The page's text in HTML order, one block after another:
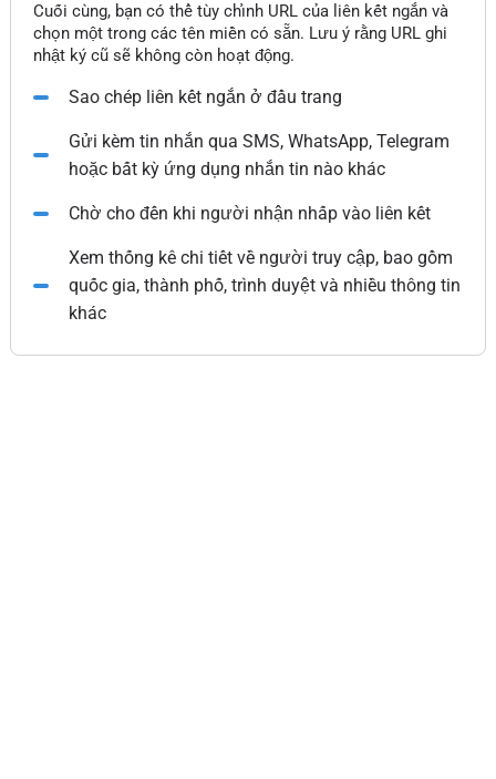
Cuối cùng, bạn có thể tùy chỉnh URL của liên kết ngắn và
chọn một trong các tên miền có sẵn. Lưu ý rằng URL ghi
nhật ký cũ sẽ không còn hoạt động.
Sao chép liên kết ngắn ở đầu trang
Gửi kèm tin nhắn qua SMS, WhatsApp, Telegram
hoặc bất kỳ ứng dụng nhắn tin nào khác
Chờ cho đến khi người nhận nhấp vào liên kết
Xem thống kê chi tiết về người truy cập, bao gồm
quốc gia, thành phố, trình duyệt và nhiều thông tin
khác